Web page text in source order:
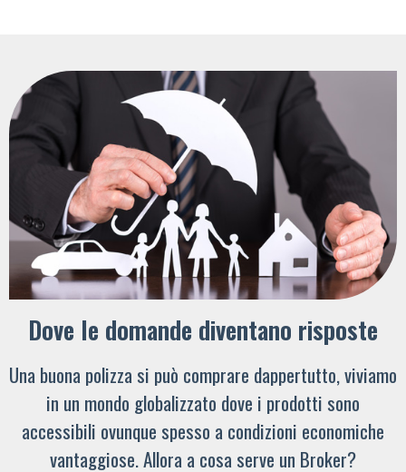
Dove le domande diventano risposte
Una buona polizza si può comprare dappertutto, viviamo
in un mondo globalizzato dove i prodotti sono
accessibili ovunque spesso a condizioni economiche
vantaggiose. Allora a cosa serve un Broker?